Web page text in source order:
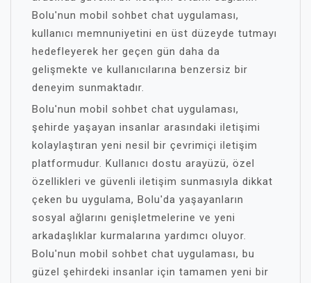
Bolu'nun mobil sohbet chat uygulaması,
kullanıcı memnuniyetini en üst düzeyde tutmayı
hedefleyerek her geçen gün daha da
gelişmekte ve kullanıcılarına benzersiz bir
deneyim sunmaktadır.
Bolu'nun mobil sohbet chat uygulaması,
şehirde yaşayan insanlar arasındaki iletişimi
kolaylaştıran yeni nesil bir çevrimiçi iletişim
platformudur. Kullanıcı dostu arayüzü, özel
özellikleri ve güvenli iletişim sunmasıyla dikkat
çeken bu uygulama, Bolu'da yaşayanların
sosyal ağlarını genişletmelerine ve yeni
arkadaşlıklar kurmalarına yardımcı oluyor.
Bolu'nun mobil sohbet chat uygulaması, bu
güzel şehirdeki insanlar için tamamen yeni bir